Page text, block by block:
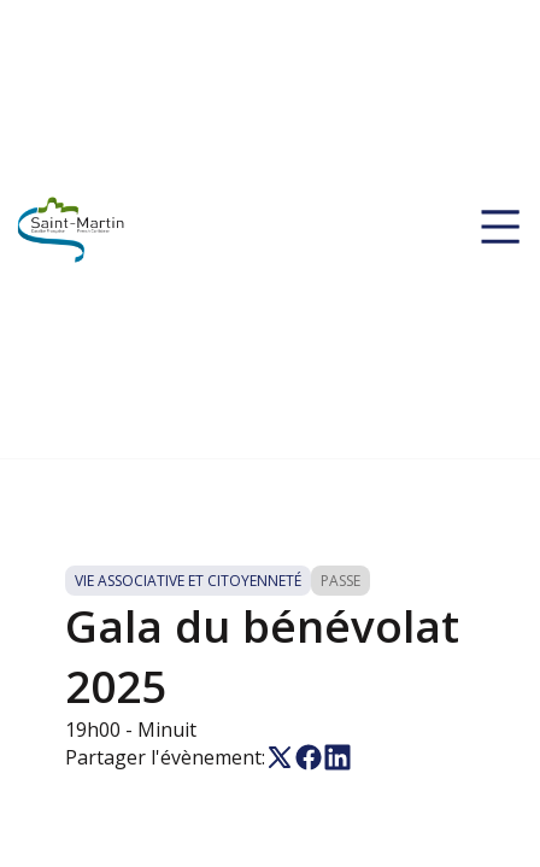
VIE ASSOCIATIVE ET CITOYENNETÉ PASSE
Gala du bénévolat
2025
19h00 - Minuit
Partager l'évènement: